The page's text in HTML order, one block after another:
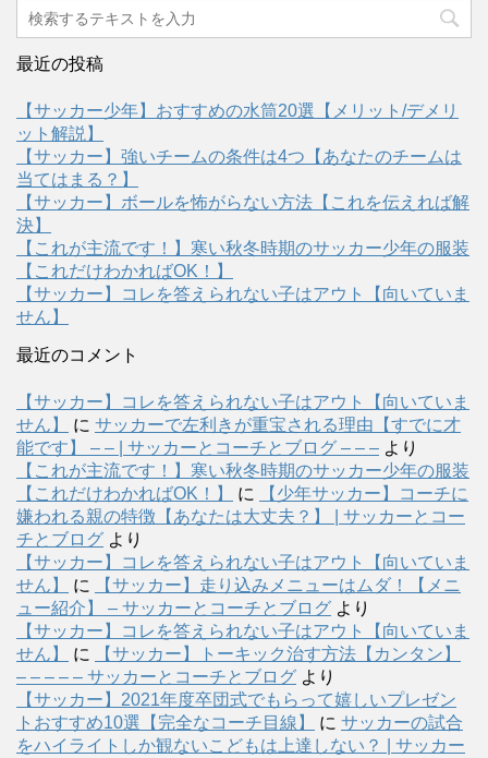
最近の投稿
【サッカー少年】おすすめの水筒20選【メリット/デメリ
ット解説】
【サッカー】強いチームの条件は4つ【あなたのチームは
当てはまる？】
【サッカー】ボールを怖がらない方法【これを伝えれば解
決】
【これが主流です！】寒い秋冬時期のサッカー少年の服装
【これだけわかればOK！】
【サッカー】コレを答えられない子はアウト【向いていま
せん】
最近のコメント
【サッカー】コレを答えられない子はアウト【向いていま
せん】
に サッカーで左利きが重宝される理由【すでに才
能です】 – – | サッカーとコーチとブログ – – – より
【これが主流です！】寒い秋冬時期のサッカー少年の服装
【これだけわかればOK！】
に
【少年サッカー】コーチに
嫌われる親の特徴【あなたは大丈夫？】 | サッカーとコー
チとブログ より
【サッカー】コレを答えられない子はアウト【向いていま
せん】
に
【サッカー】走り込みメニューはムダ！【メニ
ュー紹介】 – サッカーとコーチとブログ より
【サッカー】コレを答えられない子はアウト【向いていま
せん】
に
【サッカー】トーキック治す方法【カンタン】
– – – – – サッカーとコーチとブログ より
【サッカー】2021年度卒団式でもらって嬉しいプレゼン
トおすすめ10選【完全なコーチ目線】
に サッカーの試合
をハイライトしか観ないこどもは上達しない？ | サッカー